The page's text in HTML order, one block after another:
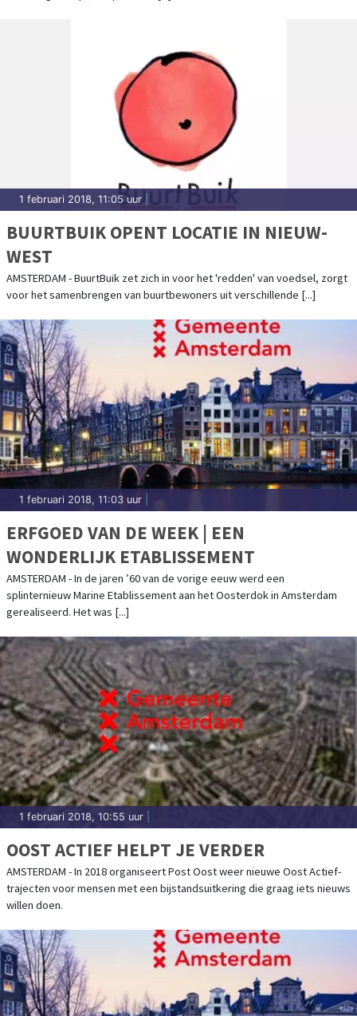
1 februari 2018, 11:05 uur|
BUURTBUIK OPENT LOCATIE IN NIEUW-
WEST
AMSTERDAM - BuurtBuik zet zich in voor het 'redden' van voedsel, zorgt
voor het samenbrengen van buurtbewoners uit verschillende [...]
1 februari 2018, 11:03 uur
ERFGOED VAN DE WEEK | EEN
WONDERLIJK ETABLISSEMENT
AMSTERDAM - In de jaren ’60 van de vorige eeuw werd een
splinternieuw Marine Etablissement aan het Oosterdok in Amsterdam
gerealiseerd. Het was [...]
1 februari 2018, 10:55 uur
OOST ACTIEF HELPT JE VERDER
AMSTERDAM - In 2018 organiseert Post Oost weer nieuwe Oost Actief-
trajecten voor mensen met een bijstandsuitkering die graag iets nieuws
willen doen.